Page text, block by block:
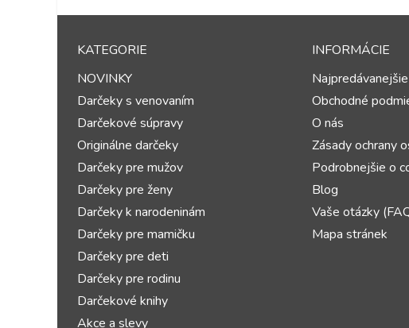
KATEGORIE
NOVINKY
Darčeky s venovaním
Darčekové súpravy
Originálne darčeky
Darčeky pre mužov
Darčeky pre ženy
Darčeky k narodeninám
Darčeky pre mamičku
Darčeky pre deti
Darčeky pre rodinu
Darčekové knihy
Akce a slevy
INFORMÁCIE
Obchodné
O nás
Zásady ochrany
Podrobnejšie o
Blog
Vaše otázky
Mapa stránek